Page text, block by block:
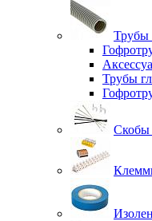
Трубы
Трубы
Скобы